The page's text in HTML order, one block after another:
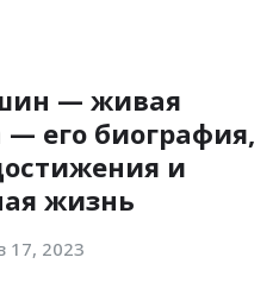
— живая
— его биография,
и
жизнь
17, 2023